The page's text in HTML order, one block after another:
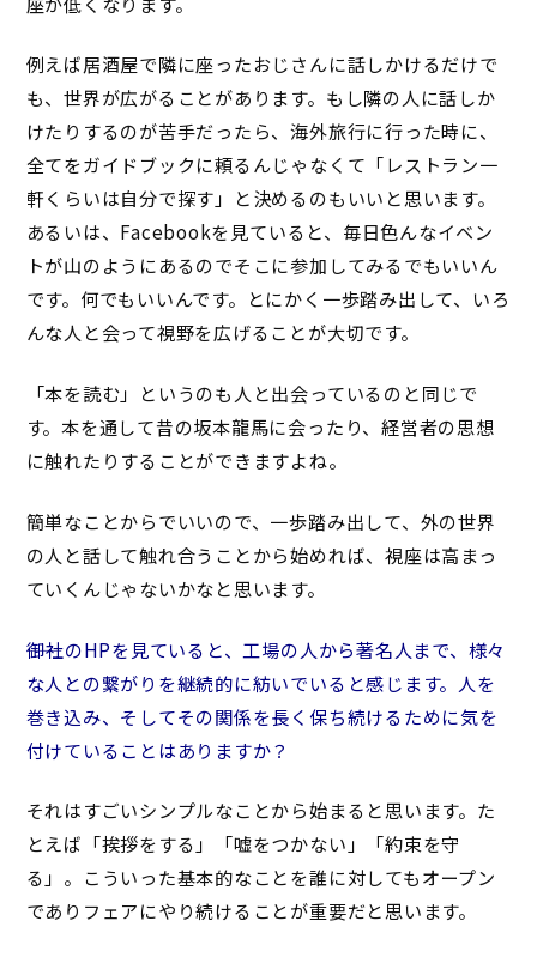
例えば居酒屋で隣に座ったおじさんに話しかけるだけで
も、世界が広がることがあります。もし隣の人に話しか
けたりするのが苦手だったら、海外旅行に行った時に、
全てをガイドブックに頼るんじゃなくて「レストラン一
軒くらいは自分で探す」と決めるのもいいと思います。
あるいは、Facebookを見ていると、毎日色んなイベン
トが山のようにあるのでそこに参加してみるでもいいん
です。何でもいいんです。とにかく一歩踏み出して、いろ
んな人と会って視野を広げることが大切です。
「本を読む」というのも人と出会っているのと同じで
す。本を通して昔の坂本龍馬に会ったり、経営者の思想
に触れたりすることができますよね。
簡単なことからでいいので、一歩踏み出して、外の世界
の人と話して触れ合うことから始めれば、視座は高まっ
ていくんじゃないかなと思います。
――御社のHPを見ていると、工場の人から著名人まで、様々
な人との繋がりを継続的に紡いでいると感じます。人を
巻き込み、そしてその関係を長く保ち続けるために気を
付けていることはありますか？
それはすごいシンプルなことから始まると思います。た
とえば「挨拶をする」「嘘をつかない」「約束を守
る」。こういった基本的なことを誰に対してもオープン
でありフェアにやり続けることが重要だと思います。